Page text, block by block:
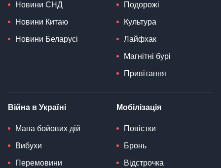
Новини СНД
Новини Китаю
Новини Беларусі
Подорожі
Культура
Лайфхак
Магнітні бурі
Привітання
Війна в Україні
Мапа бойових дій
Вибухи
Перемовини
Мобілізація
Повістки
Бронь
Відстрочка